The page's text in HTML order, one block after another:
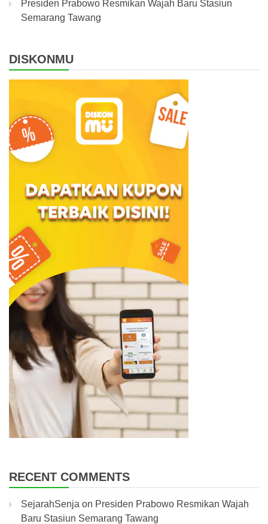
Presiden Prabowo Resmikan Wajah Baru Stasiun
Semarang Tawang
DISKONMU
RECENT COMMENTS
SejarahSenja on Presiden Prabowo Resmikan Wajah
Baru Stasiun Semarang Tawang